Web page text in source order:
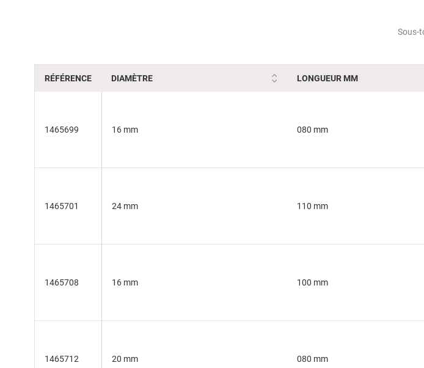
Sous-
RÉFÉRENCE DIAMÈTRE LONGUEUR MM
1465699 16 mm 080 mm
1465701 24 mm 110 mm
1465708 16 mm 100 mm
1465712 20 mm 080 mm